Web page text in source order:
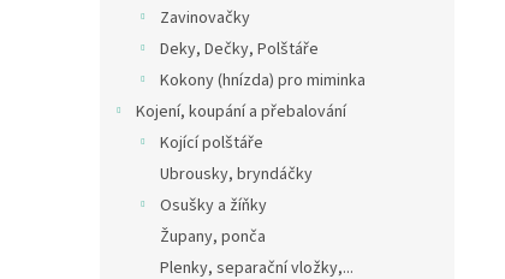
Zavinovačky
Deky, Dečky, Polštáře
Kokony (hnízda) pro miminka
Kojení, koupání a přebalování
Kojící polštáře
Ubrousky, bryndáčky
Osušky a žíňky
Župany, ponča
Plenky, separační vložky,...